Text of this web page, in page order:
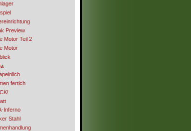
Preview
Motor Teil 2
Motor
fertich
Inferno
Stahl